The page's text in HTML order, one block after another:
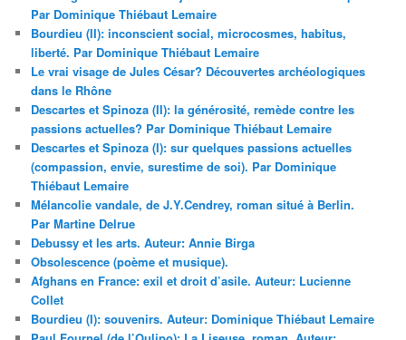
Par Dominique Thiébaut Lemaire
Bourdieu (II): inconscient social, microcosmes, habitus,
liberté. Par Dominique Thiébaut Lemaire
Le vrai visage de Jules César? Découvertes archéologiques
dans le Rhône
Descartes et Spinoza (II): la générosité, remède contre les
passions actuelles? Par Dominique Thiébaut Lemaire
Descartes et Spinoza (I): sur quelques passions actuelles
(compassion, envie, surestime de soi). Par Dominique
Thiébaut Lemaire
Mélancolie vandale, de J.Y.Cendrey, roman situé à Berlin.
Par Martine Delrue
Debussy et les arts. Auteur: Annie Birga
Obsolescence (poème et musique).
Afghans en France: exil et droit d’asile. Auteur: Lucienne
Collet
Bourdieu (I): souvenirs. Auteur: Dominique Thiébaut Lemaire